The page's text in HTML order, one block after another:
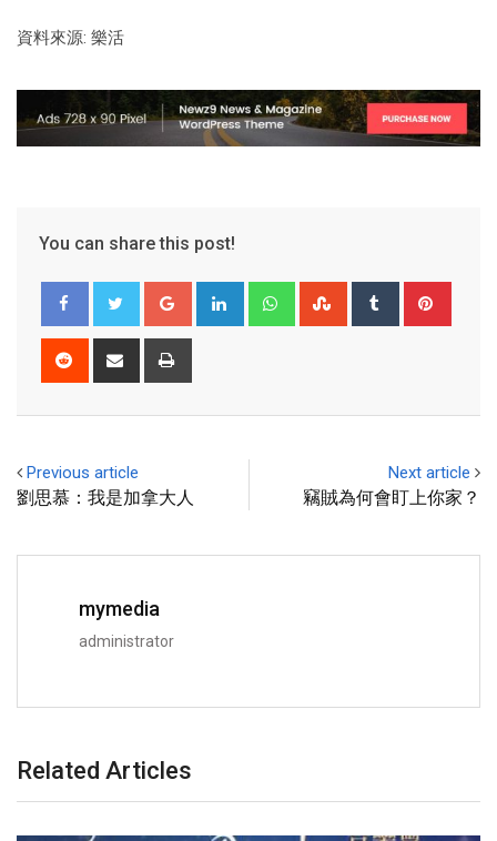
資料來源: 樂活
You can share this post!
Previous article
劉思慕：我是加拿大人
Next article
竊賊為何會盯上你家？
mymedia
administrator
Related Articles